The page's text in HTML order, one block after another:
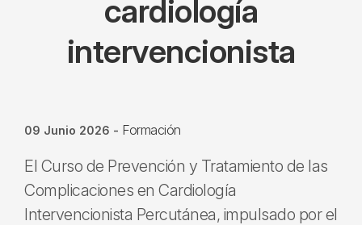
cardiología
intervencionista
09 Junio 2026 - Formación
El Curso de Prevención y Tratamiento de las
Complicaciones en Cardiología
Intervencionista Percutánea, impulsado por el